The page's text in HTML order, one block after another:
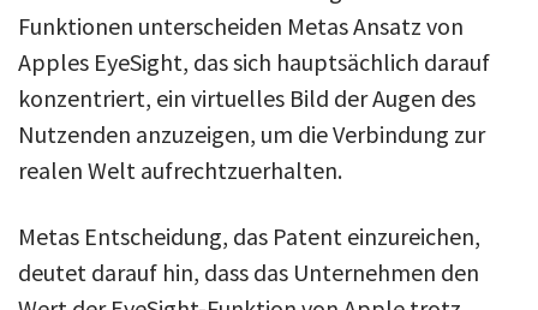
Funktionen unterscheiden Metas Ansatz von
Apples EyeSight, das sich hauptsächlich darauf
konzentriert, ein virtuelles Bild der Augen des
Nutzenden anzuzeigen, um die Verbindung zur
realen Welt aufrechtzuerhalten.
Metas Entscheidung, das Patent einzureichen,
deutet darauf hin, dass das Unternehmen den